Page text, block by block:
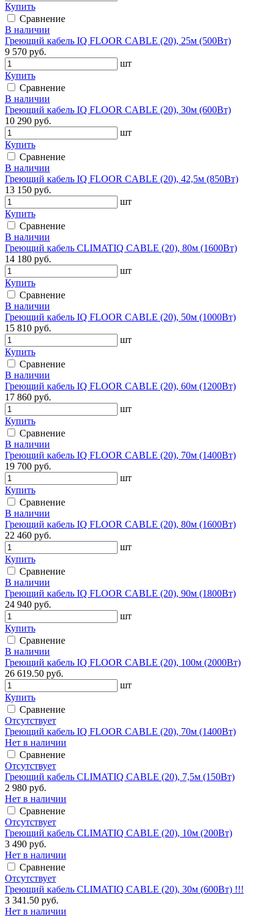
Купить
Сравнение
В наличии
Греющий кабель IQ FLOOR CABLE (20), 25м (500Вт)
9 570 руб.
шт
Купить
Сравнение
В наличии
Греющий кабель IQ FLOOR CABLE (20), 30м (600Вт)
10 290 руб.
шт
Купить
Сравнение
В наличии
Греющий кабель IQ FLOOR CABLE (20), 42,5м (850Вт)
13 150 руб.
шт
Купить
Сравнение
В наличии
Греющий кабель CLIMATIQ CABLE (20), 80м (1600Вт)
14 180 руб.
шт
Купить
Сравнение
В наличии
Греющий кабель IQ FLOOR CABLE (20), 50м (1000Вт)
15 810 руб.
шт
Купить
Сравнение
В наличии
Греющий кабель IQ FLOOR CABLE (20), 60м (1200Вт)
17 860 руб.
шт
Купить
Сравнение
В наличии
Греющий кабель IQ FLOOR CABLE (20), 70м (1400Вт)
19 700 руб.
шт
Купить
Сравнение
В наличии
Греющий кабель IQ FLOOR CABLE (20), 80м (1600Вт)
22 460 руб.
шт
Купить
Сравнение
В наличии
Греющий кабель IQ FLOOR CABLE (20), 90м (1800Вт)
24 940 руб.
шт
Купить
Сравнение
В наличии
Греющий кабель IQ FLOOR CABLE (20), 100м (2000Вт)
26 619.50 руб.
шт
Купить
Сравнение
Отсутствует
Греющий кабель IQ FLOOR CABLE (20), 70м (1400Вт)
Нет в наличии
Сравнение
Отсутствует
Греющий кабель CLIMATIQ CABLE (20), 7,5м (150Вт)
2 980 руб.
Нет в наличии
Сравнение
Отсутствует
Греющий кабель CLIMATIQ CABLE (20), 10м (200Вт)
3 490 руб.
Нет в наличии
Сравнение
Отсутствует
Греющий кабель CLIMATIQ CABLE (20), 30м (600Вт) !!!
3 341.50 руб.
Нет в наличии